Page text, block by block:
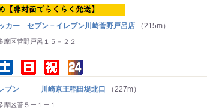
カー セブン－イレブン川崎菅野戸呂店 （215m）
摩区菅野戸呂１５－２２
ブン 川崎京王稲田堤北口 （227m）
区菅５ー１ー１